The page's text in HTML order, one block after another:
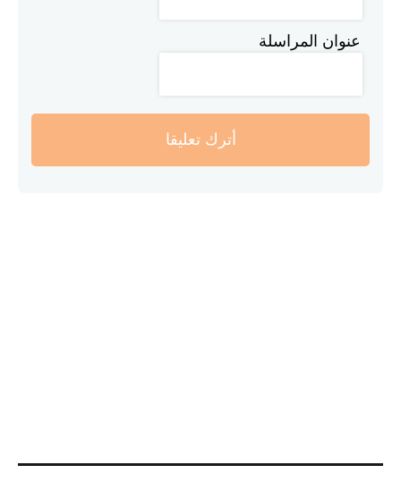
عنوان المراسلة
أترك تعليقا